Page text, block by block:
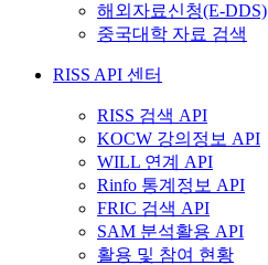
해외자료신청(E-DDS)
중국대학 자료 검색
RISS API 센터
RISS 검색 API
KOCW 강의정보 API
WILL 연계 API
Rinfo 통계정보 API
FRIC 검색 API
SAM 분석활용 API
활용 및 참여 현황